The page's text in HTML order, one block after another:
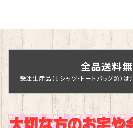
全品送料
受注生産品（Tシャツ・トートバッグ類）